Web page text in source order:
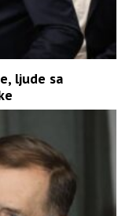
ljude sa